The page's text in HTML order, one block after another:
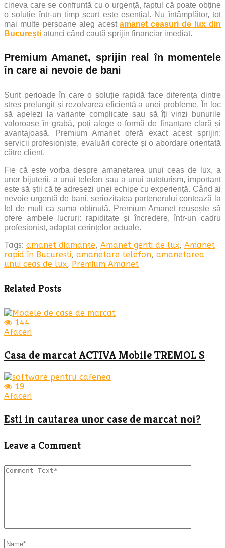
cineva care se confruntă cu o urgență, faptul că poate obține
o soluție într-un timp scurt este esențial. Nu întâmplător, tot
mai multe persoane aleg acestamanet ceasuri de lux din
București atunci când caută sprijin financiar imediat.
Premium Amanet, sprijin real în momentele
în care ai nevoie de bani
Sunt perioade în care o soluție rapidă face diferența dintre
stres prelungit și rezolvarea eficientă a unei probleme. În loc
să apelezi la variante complicate sau să îți vinzi bunurile
valoroase în grabă, poți alege o formă de finanțare clară și
avantajoasă. Premium Amanet oferă exact acest sprijin:
servicii profesioniste, evaluări corecte și o abordare orientată
către client.
Fie că este vorba despre amanetarea unui ceas de lux, a
unor bijuterii, a unui telefon sau a unui autoturism, important
este să știi că te adresezi unei echipe cu experiență. Când ai
nevoie urgentă de bani, seriozitatea partenerului contează la
fel de mult ca suma obținută. Premium Amanet reușește să
ofere ambele lucruri: rapiditate și încredere, într-un cadru
profesionist, adaptat cerințelor actuale.
Tags: amanet diamante, Amanet genti de lux, Amanet
rapid în București, amanetare telefon, amanetarea
unui ceas de lux, Premium Amanet
Related Posts
144
Afaceri
Casa de marcat ACTIVA Mobile TREMOL S
19
Afaceri
Esti in cautarea unor case de marcat noi?
Leave a Comment